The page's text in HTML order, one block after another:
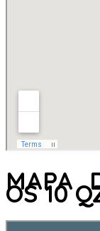
MAPA
OS 10